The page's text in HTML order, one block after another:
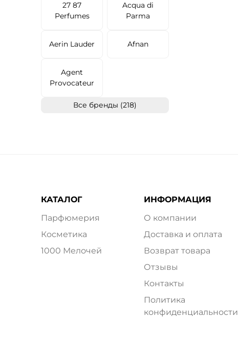
27 87
Perfumes
Acqua di
Parma
Aerin Lauder Afnan
Agent
Provocateur
Все бренды (218)
КАТАЛОГ
Парфюмерия
Косметика
1000 Мелочей
ИНФОРМАЦИЯ
О компании
Доставка и оплата
Возврат товара
Отзывы
Контакты
Политика
конфиденциальности